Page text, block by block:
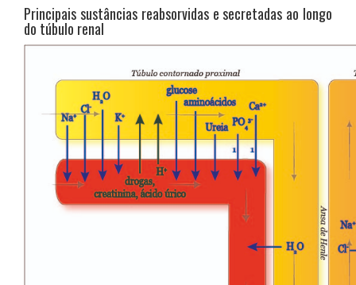
Principais sustâncias reabsorvidas e secretadas ao longo
do túbulo renal